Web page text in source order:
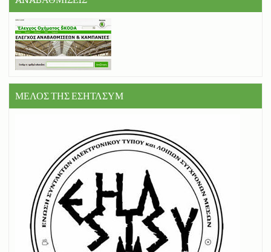
ΜΕΛΟΣ ΤΗΣ ΕΣΗΤΛΣΥΜ